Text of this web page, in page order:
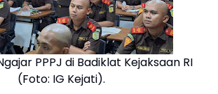
PPPJ di Badiklat Kejaksaan RI
(Foto: IG Kejati).